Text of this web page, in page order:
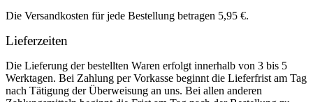
Die Versandkosten für jede Bestellung betragen 5,95 €.
Lieferzeiten
Die Lieferung der bestellten Waren erfolgt innerhalb von 3 bis 5
Werktagen. Bei Zahlung per Vorkasse beginnt die Lieferfrist am Tag
nach Tätigung der Überweisung an uns. Bei allen anderen